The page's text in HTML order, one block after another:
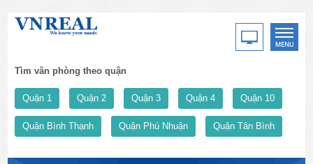
Tìm văn phòng theo quận
Quận 1 Quận 2 Quận 3 Quận 4 Quận 10
Quận Bình Thạnh Quận Phú Nhuận Quận Tân Bình